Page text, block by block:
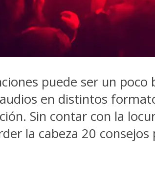
puede ser un
en distintos
Sin contar con la
la cabeza 20